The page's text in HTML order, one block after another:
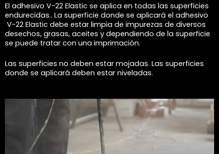
El adhesivo V-22 Elastic se aplica en todas las superficies
endurecidas.. La superficie donde se aplicará el adhesivo
V-22 Elastic debe estar limpia de impurezas de diversos
desechos, grasas, aceites y dependiendo de la superficie
se puede tratar con una imprimación.
Las superficies no deben estar mojadas. Las superficies
donde se aplicará deben estar niveladas.